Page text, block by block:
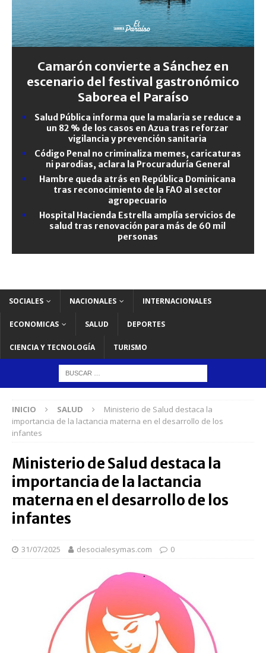
Camarón convierte a Sánchez en
escenario del festival gastronómico
Saborea el Paraíso
Salud Pública informa que la malaria se reduce a
un 82 % de los casos en Azua tras reforzar
vigilancia y prevención sanitaria
Código Penal no criminaliza memes, caricaturas
ni parodias, aclara la Procuraduría General
Hambre queda atrás en República Dominicana
tras reconocimiento de la FAO al sector
agropecuario
Hospital Hacienda Estrella amplía servicios de
salud tras renovación para más de 60 mil
personas
SOCIALES NACIONALES INTERNACIONALES
ECONOMICAS SALUD DEPORTES
CIENCIA Y TECNOLOGÍA TURISMO
INICIO SALUD
Ministerio de Salud destaca la
importancia de la lactancia materna en el desarrollo de los
infantes
Ministerio de Salud destaca la
importancia de la lactancia
materna en el desarrollo de los
infantes
31/07/2025 desocialesymas.com 0